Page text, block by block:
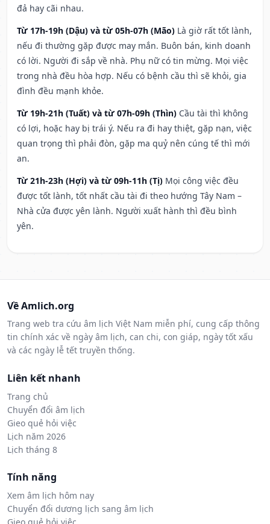
đả hay cãi nhau.
Từ 17h-19h (Dậu) và từ 05h-07h (Mão) Là giờ rất tốt lành,
nếu đi thường gặp được may mắn. Buôn bán, kinh doanh
có lời. Người đi sắp về nhà. Phụ nữ có tin mừng. Mọi việc
trong nhà đều hòa hợp. Nếu có bệnh cầu thì sẽ khỏi, gia
đình đều mạnh khỏe.
Từ 19h-21h (Tuất) và từ 07h-09h (Thìn) Cầu tài thì không
có lợi, hoặc hay bị trái ý. Nếu ra đi hay thiệt, gặp nạn, việc
quan trọng thì phải đòn, gặp ma quỷ nên cúng tế thì mới
an.
Từ 21h-23h (Hợi) và từ 09h-11h (Tị) Mọi công việc đều
được tốt lành, tốt nhất cầu tài đi theo hướng Tây Nam –
Nhà cửa được yên lành. Người xuất hành thì đều bình
yên.
Về Amlich.org
Trang web tra cứu âm lịch Việt Nam miễn phí, cung cấp thông
tin chính xác về ngày âm lịch, can chi, con giáp, ngày tốt xấu
và các ngày lễ tết truyền thống.
Liên kết nhanh
Trang chủ
Chuyển đổi âm lịch
Gieo quẻ hỏi việc
Lịch năm 2026
Lịch tháng 8
Tính năng
Xem âm lịch hôm nay
Chuyển đổi dương lịch sang âm lịch